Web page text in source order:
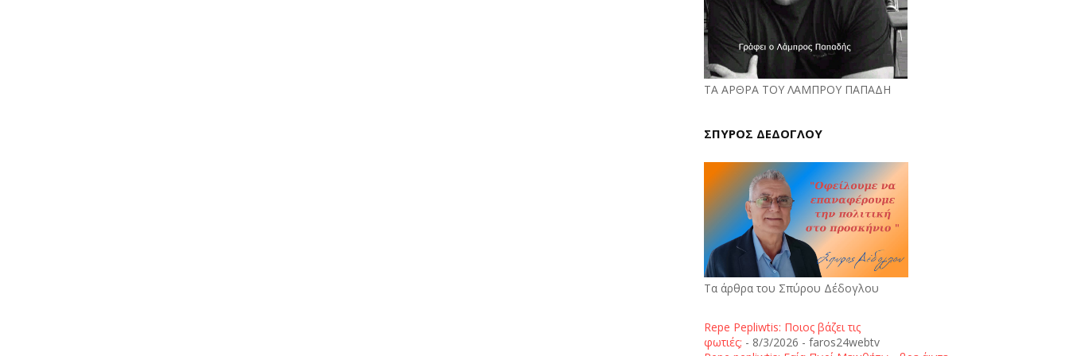
ΤΑ ΑΡΘΡΑ ΤΟΥ ΛΑΜΠΡΟΥ ΠΑΠΑΔΗ
ΣΠΥΡΟΣ ΔΕΔΟΓΛΟΥ
Τα άρθρα του Σπύρου Δέδογλου
Repe Pepliwtis: Ποιος βάζει τις
φωτιές; - 8/3/2026 - faros24webtv